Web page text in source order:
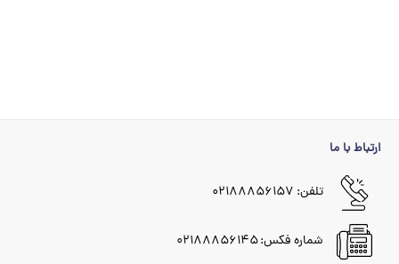
ارتباط با ما
تلفن: ۰۲۱۸۸۸۵۶۱۵۷
شماره فکس: ۰۲۱۸۸۸۵۶۱۴۵